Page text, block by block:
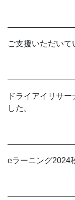
ご支援いただい
ドライアイリサ
した。
eラーニング2024